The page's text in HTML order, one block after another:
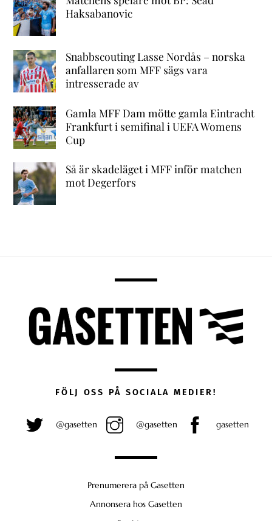
Haksabanovic
Snabbscouting Lasse Nordås – norska
anfallaren som MFF sägs vara
intresserade av
Gamla MFF Dam mötte gamla Eintracht
Frankfurt i semifinal i UEFA Womens
Cup
Så är skadeläget i MFF inför matchen
mot Degerfors
FÖLJ OSS PÅ SOCIALA MEDIER!
@gasetten @gasetten gasetten
Prenumerera på Gasetten
Annonsera hos Gasetten